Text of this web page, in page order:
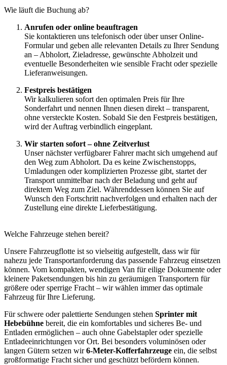
Wie läuft die Buchung ab?
Anrufen oder online beauftragen
Sie kontaktieren uns telefonisch oder über unser Online-
Formular und geben alle relevanten Details zu Ihrer Sendung
an – Abholort, Zieladresse, gewünschte Abholzeit und
eventuelle Besonderheiten wie sensible Fracht oder spezielle
Lieferanweisungen.
Festpreis bestätigen
Wir kalkulieren sofort den optimalen Preis für Ihre
Sonderfahrt und nennen Ihnen diesen direkt – transparent,
ohne versteckte Kosten. Sobald Sie den Festpreis bestätigen,
wird der Auftrag verbindlich eingeplant.
Wir starten sofort – ohne Zeitverlust
Unser nächster verfügbarer Fahrer macht sich umgehend auf
den Weg zum Abholort. Da es keine Zwischenstopps,
Umladungen oder komplizierten Prozesse gibt, startet der
Transport unmittelbar nach der Beladung und geht auf
direktem Weg zum Ziel. Währenddessen können Sie auf
Wunsch den Fortschritt nachverfolgen und erhalten nach der
Zustellung eine direkte Lieferbestätigung.
Welche Fahrzeuge stehen bereit?
Unsere Fahrzeugflotte ist so vielseitig aufgestellt, dass wir für
nahezu jede Transportanforderung das passende Fahrzeug einsetzen
können. Vom kompakten, wendigen Van für eilige Dokumente oder
kleinere Paketsendungen bis hin zu geräumigen Transportern für
größere oder sperrige Fracht – wir wählen immer das optimale
Fahrzeug für Ihre Lieferung.
Für schwere oder palettierte Sendungen stehen Sprinter mit
Hebebühne bereit, die ein komfortables und sicheres Be- und
Entladen ermöglichen – auch ohne Gabelstapler oder spezielle
Entladeeinrichtungen vor Ort. Bei besonders voluminösen oder
langen Gütern setzen wir6-Meter-Kofferfahrzeuge ein, die selbst
großformatige Fracht sicher und geschützt befördern können.